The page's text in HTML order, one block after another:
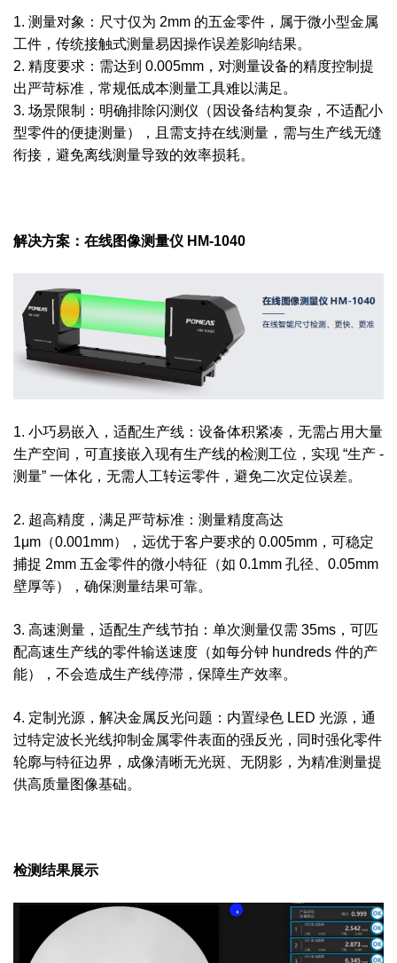
1. 测量对象：尺寸仅为 2mm 的五金零件，属于微小型金属
工件，传统接触式测量易因操作误差影响结果。
2. 精度要求：需达到 0.005mm，对测量设备的精度控制提
出严苛标准，常规低成本测量工具难以满足。
3. 场景限制：明确排除闪测仪（因设备结构复杂，不适配小
型零件的便捷测量），且需支持在线测量，需与生产线无缝
衔接，避免离线测量导致的效率损耗。
解决方案：在线图像测量仪 HM-1040
1. 小巧易嵌入，适配生产线：设备体积紧凑，无需占用大量
生产空间，可直接嵌入现有生产线的检测工位，实现 “生产 -
测量” 一体化，无需人工转运零件，避免二次定位误差。
2. 超高精度，满足严苛标准：测量精度高达
1μm（0.001mm），远优于客户要求的 0.005mm，可稳定
捕捉 2mm 五金零件的微小特征（如 0.1mm 孔径、0.05mm
壁厚等），确保测量结果可靠。
3. 高速测量，适配生产线节拍：单次测量仅需 35ms，可匹
配高速生产线的零件输送速度（如每分钟 hundreds 件的产
能），不会造成生产线停滞，保障生产效率。
4. 定制光源，解决金属反光问题：内置绿色 LED 光源，通
过特定波长光线抑制金属零件表面的强反光，同时强化零件
轮廓与特征边界，成像清晰无光斑、无阴影，为精准测量提
供高质量图像基础。
检测结果展示